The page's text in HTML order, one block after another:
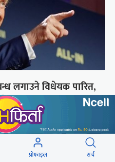
लगाउने विधेयक पारित,
भन्सार शुल्क
प्रोफाइल सर्च